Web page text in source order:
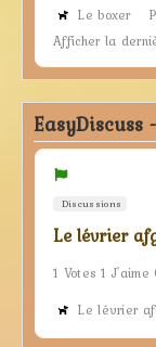
Le boxer
Afficher la
EasyDiscuss
Discussions
Le lévrier
1 Votes 1 J'aime
Le lévrier